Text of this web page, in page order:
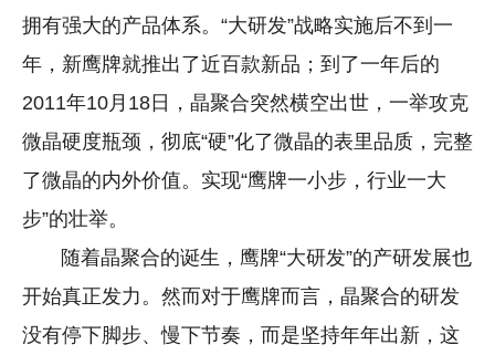
拥有强大的产品体系。“大研发”战略实施后不到一
年，新鹰牌就推出了近百款新品；到了一年后的
2011年10月18日，晶聚合突然横空出世，一举攻克
微晶硬度瓶颈，彻底“硬”化了微晶的表里品质，完整
了微晶的内外价值。实现“鹰牌一小步，行业一大
步”的壮举。
随着晶聚合的诞生，鹰牌“大研发”的产研发展也
开始真正发力。然而对于鹰牌而言，晶聚合的研发
没有停下脚步、慢下节奏，而是坚持年年出新，这